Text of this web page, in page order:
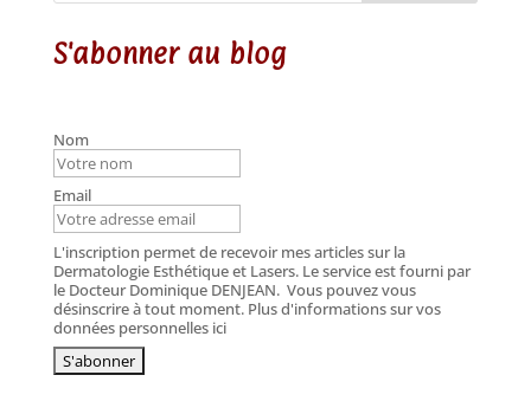
S'abonner au blog
Nom
Email
L'inscription permet de recevoir mes articles sur la
Dermatologie Esthétique et Lasers. Le service est fourni par
le Docteur Dominique DENJEAN. Vous pouvez vous
désinscrire à tout moment. Plus d'informations sur vos
données personnelles ici